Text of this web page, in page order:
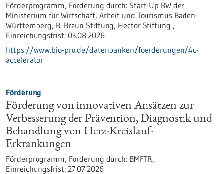
Förderprogramm, Förderung durch: Start-Up BW des
Ministerium für Wirtschaft, Arbeit und Tourismus Baden-
Württemberg, B. Braun Stiftung, Hector Stiftung ,
Einreichungsfrist: 03.08.2026
https://www.bio-pro.de/datenbanken/foerderungen/4c-
accelerator
Förderung
Förderung von innovativen Ansätzen zur
Verbesserung der Prävention, Diagnostik und
Behandlung von Herz-Kreislauf-
Erkrankungen
Förderprogramm, Förderung durch: BMFTR,
Einreichungsfrist: 27.07.2026